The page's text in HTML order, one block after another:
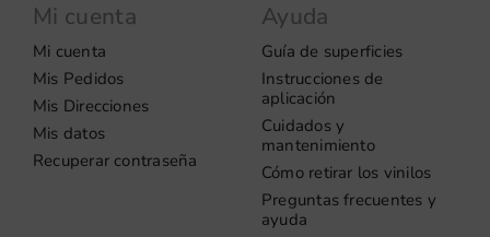
Mi cuenta
Mi cuenta
Mis Pedidos
Mis Direcciones
Mis datos
Recuperar contraseña
Ayuda
Guía de superficies
Instrucciones de
aplicación
Cuidados y
mantenimiento
Cómo retirar los vinilos
Preguntas frecuentes y
ayuda